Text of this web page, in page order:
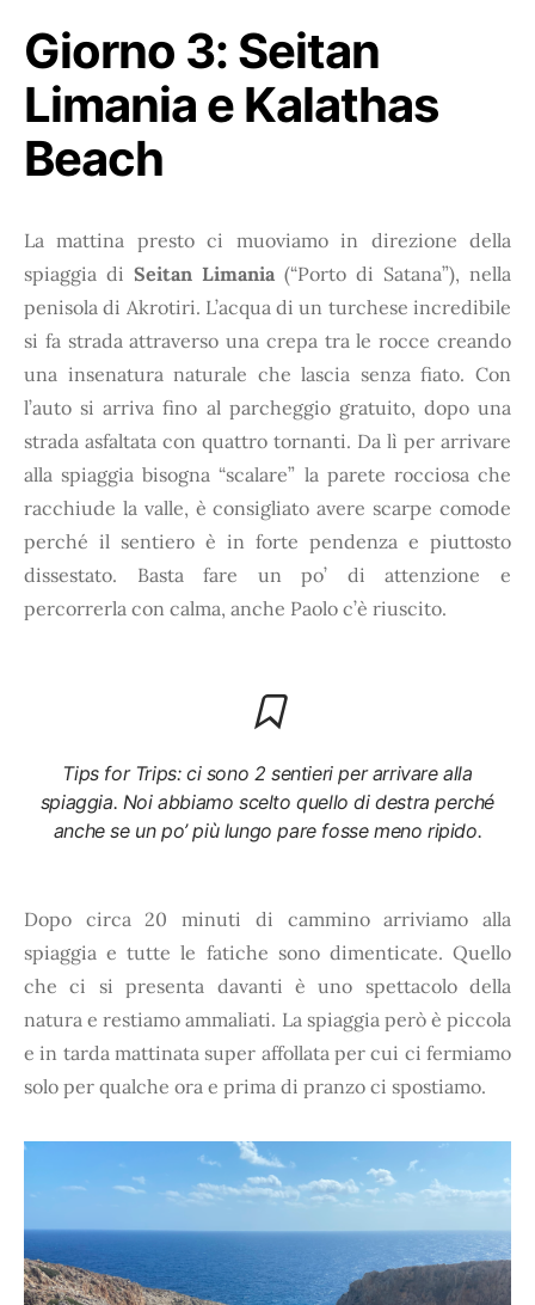
Giorno 3: Seitan
Limania e Kalathas
Beach
La mattina presto ci muoviamo in direzione della
spiaggia di Seitan Limania (“Porto di Satana”), nella
penisola di Akrotiri. L’acqua di un turchese incredibile
si fa strada attraverso una crepa tra le rocce creando
una insenatura naturale che lascia senza fiato. Con
l’auto si arriva fino al parcheggio gratuito, dopo una
strada asfaltata con quattro tornanti. Da lì per arrivare
alla spiaggia bisogna “scalare” la parete rocciosa che
racchiude la valle, è consigliato avere scarpe comode
perché il sentiero è in forte pendenza e piuttosto
dissestato. Basta fare un po’ di attenzione e
percorrerla con calma, anche Paolo c’è riuscito.
Tips for Trips: ci sono 2 sentieri per arrivare alla
spiaggia. Noi abbiamo scelto quello di destra perché
anche se un po’ più lungo pare fosse meno ripido.
Dopo circa 20 minuti di cammino arriviamo alla
spiaggia e tutte le fatiche sono dimenticate. Quello
che ci si presenta davanti è uno spettacolo della
natura e restiamo ammaliati. La spiaggia però è piccola
e in tarda mattinata super affollata per cui ci fermiamo
solo per qualche ora e prima di pranzo ci spostiamo.